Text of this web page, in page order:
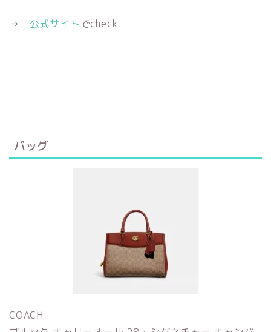
→ 公式サイトでcheck
バッグ
COACH